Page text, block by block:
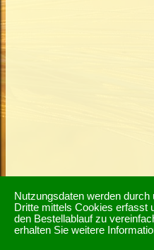
Nutzungsdaten werden durch
Dritte mittels Cookies erfasst
den Bestellablauf zu
erhalten Sie weitere